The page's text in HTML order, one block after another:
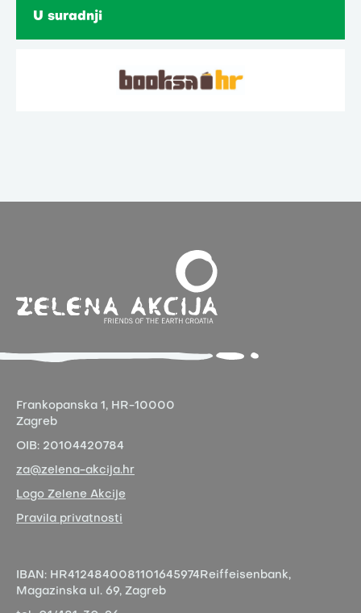
U suradnji
Frankopanska 1, HR-10000
Zagreb
OIB: 20104420784
za@zelena-akcija.hr
Logo Zelene Akcije
Pravila privatnosti
IBAN: HR4124840081101645974 Reiffeisenbank,
Magazinska ul. 69, Zagreb